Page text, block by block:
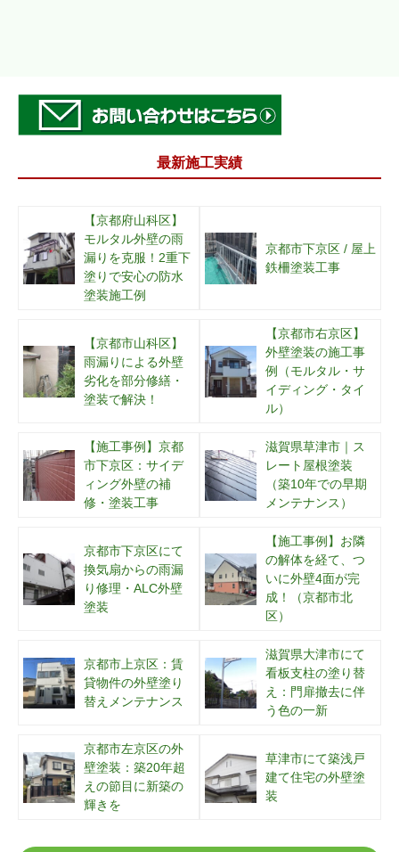
最新施工実績
【京都府山科区】
モルタル外壁の雨
漏りを克服！2重下
塗りで安心の防水
塗装施工例
京都市下京区 / 屋上
鉄柵塗装工事
【京都市山科区】
雨漏りによる外壁
劣化を部分修繕・
塗装で解決！
【京都市右京区】
外壁塗装の施工事
例（モルタル・サ
イディング・タイ
ル）
【施工事例】京都
市下京区：サイデ
ィング外壁の補
修・塗装工事
滋賀県草津市｜ス
レート屋根塗装
（築10年での早期
メンテナンス）
京都市下京区にて
換気扇からの雨漏
り修理・ALC外壁
塗装
【施工事例】お隣
の解体を経て、つ
いに外壁4面が完
成！（京都市北
区）
京都市上京区：賃
貸物件の外壁塗り
替えメンテナンス
滋賀県大津市にて
看板支柱の塗り替
え：門扉撤去に伴
う色の一新
京都市左京区の外
壁塗装：築20年超
えの節目に新築の
輝きを
草津市にて築浅戸
建て住宅の外壁塗
装